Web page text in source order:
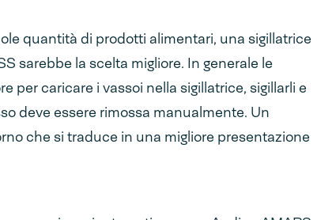
quantità di prodotti alimentari, una sigillatrice
sarebbe la scelta migliore. In generale le
per caricare i vassoi nella sigillatrice, sigillarli e
deve essere rimossa manualmente. Un
che si traduce in una migliore presentazione